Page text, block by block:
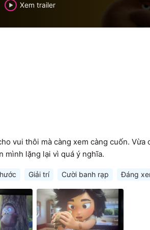
Xem trailer
vui thôi mà càng xem càng cuốn. Vừa
mình lặng lại vì quá ý nghĩa.
Giải trí Cười banh rạp Đáng